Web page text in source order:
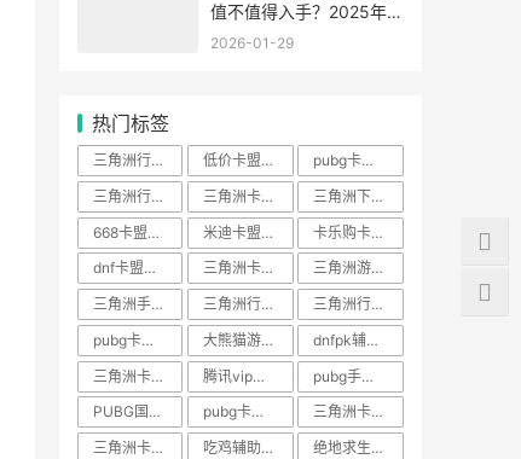
值不值得入手？2025年深
度解析
2026-01-29
热门标签
三角洲行动游戏攻略大全合集 低价卡盟绝地求生卡盟
pubg卡盟平台官网
三角洲行动卡盟低价
三角洲卡盟精选平台
三角洲下载中文版下载手机版测
668卡盟官网
米迪卡盟官网平台
卡乐购卡盟平台官网
dnf卡盟辅助搬砖下载哪一个
三角洲卡盟网站
三角洲游戏什么时候出的?
三角洲手游透视辅助器
三角洲行动游戏
三角洲行动卡盟怎么加入
pubg卡盟官网入口
大熊猫游戏平台
dnfpk辅助网
三角洲卡盟游戏辅助平台官网
腾讯vip卡盟
pubg手游辅助提卡网
PUBG国际服卡盟官网
pubg卡盟平台
三角洲卡盟平台
三角洲卡盟辅助发卡网
吃鸡辅助卡盟官网平台
绝地求生辅助提卡网